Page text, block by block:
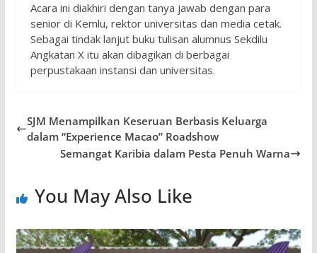
Acara ini diakhiri dengan tanya jawab dengan para
senior di Kemlu, rektor universitas dan media cetak.
Sebagai tindak lanjut buku tulisan alumnus Sekdilu
Angkatan X itu akan dibagikan di berbagai
perpustakaan instansi dan universitas.
SJM Menampilkan Keseruan Berbasis Keluarga
dalam “Experience Macao” Roadshow
Semangat Karibia dalam Pesta Penuh Warna
You May Also Like